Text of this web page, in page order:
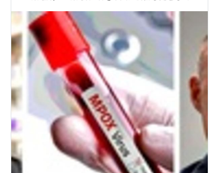
本のバイアルから不活性化サル痘ウイルス、1本の
バイアルに水痘ウイルス、さらに2本のバイアル
でヒトDNAが検出